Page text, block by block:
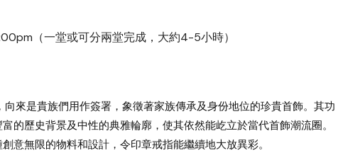
（一堂或可分兩堂完成，大約4-5小時）
來是貴族們用作簽署，象徵著家族傳承及身份地位的珍貴首飾。其功
的歷史背景及中性的典雅輪廓，使其依然能屹立於當代首飾潮流圈。
意無限的物料和設計，令印章戒指能繼續地大放異彩。